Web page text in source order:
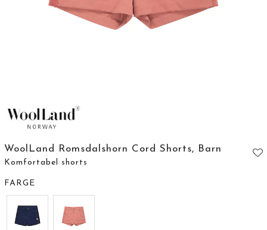
WoolLand Romsdalshorn Cord Shorts, Barn
Komfortabel shorts
FARGE